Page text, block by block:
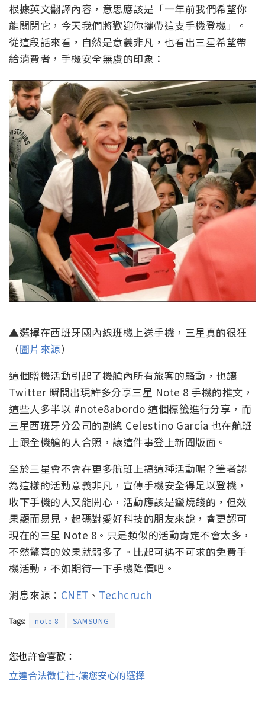
根據英文翻譯內容，意思應該是「一年前我們希望你
能關閉它，今天我們將歡迎你攜帶這支手機登機」。
從這段話來看，自然是意義非凡，也看出三星希望帶
給消費者，手機安全無虞的印象：
▲選擇在西班牙國內線班機上送手機，三星真的很狂
（圖片來源）
這個贈機活動引起了機艙內所有旅客的騷動，也讓
Twitter 瞬間出現許多分享三星 Note 8 手機的推文，
這些人多半以 #note8abordo 這個標籤進行分享，而
三星西班牙分公司的副總 Celestino García 也在航班
上跟全機艙的人合照，讓這件事登上新聞版面。
至於三星會不會在更多航班上搞這種活動呢？筆者認
為這樣的活動意義非凡，宣傳手機安全得足以登機，
收下手機的人又能開心，活動應該是蠻燒錢的，但效
果顯而易見，起碼對愛好科技的朋友來說，會更認可
現在的三星 Note 8。只是類似的活動肯定不會太多，
不然驚喜的效果就弱多了。比起可遇不可求的免費手
機活動，不如期待一下手機降價吧。
消息來源： CNET 、 Techcruch
Tags: note 8 SAMSUNG
您也許會喜歡：
立達合法徵信社-讓您安心的選擇